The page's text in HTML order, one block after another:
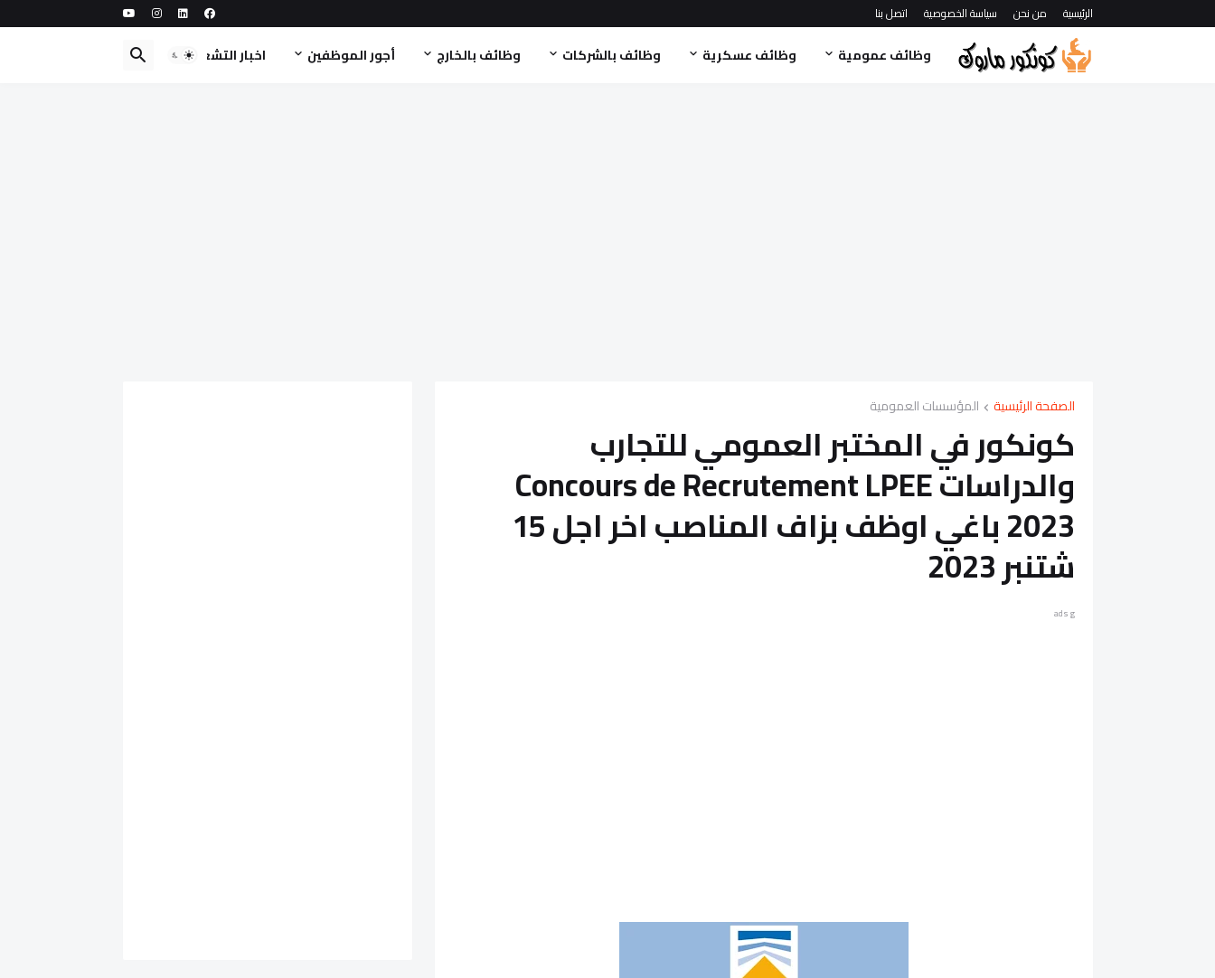
الرئيسية من نحن سياسة الخصوصية اتصل بنا
وظائف عمومية وظائف عسكرية وظائف بالشركات وظائف بالخارج أجور الموظفين اخبار التشغيل
الصفحة الرئيسية المؤسسات العمومية
كونكور في المختبر العمومي للتجارب
والدراسات Concours de Recrutement LPEE
2023 باغي اوظف بزاف المناصب اخر اجل 15
شتنبر 2023
ads g